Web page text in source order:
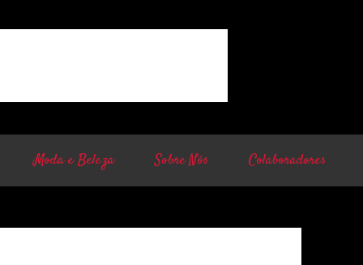
Moda e Beleza Sobre Nós Colaboradores